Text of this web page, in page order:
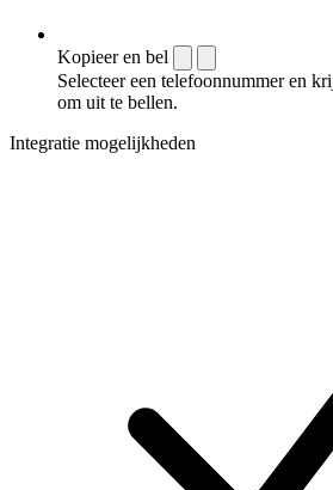
Kopieer en bel
Selecteer een telefoonnummer en
om uit te bellen.
Integratie mogelijkheden